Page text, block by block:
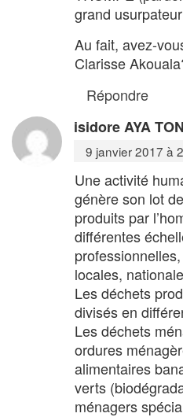
grand
Au fait, avez-
Clarisse
Répondre
isidore AYA
9 janvier 2017 à
Une activité
génère son lot
produits par
différentes
locales,
Les déchets
divisés en
Les déchets
ordures
alimentaires
verts
ménagers